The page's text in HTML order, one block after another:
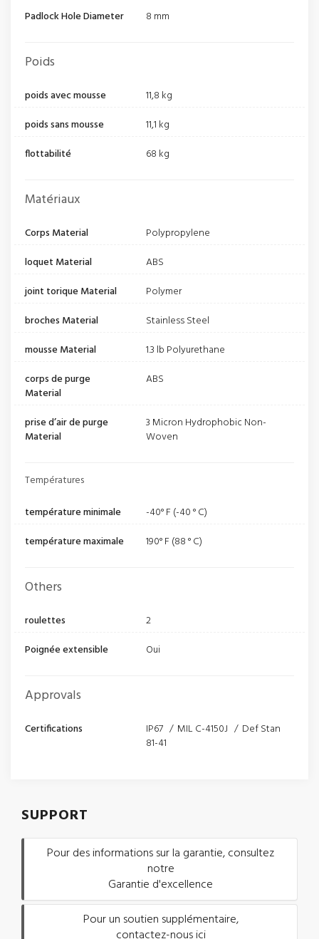
Padlock Hole Diameter
8 mm
Poids
poids avec mousse
11,8 kg
poids sans mousse
11,1 kg
flottabilité
68 kg
Matériaux
Corps Material
Polypropylene
loquet Material
ABS
joint torique Material
Polymer
broches Material
Stainless Steel
mousse Material
1.3 lb Polyurethane
corps de purge
Material
ABS
prise d’air de purge
Material
3 Micron Hydrophobic Non-
Woven
Températures
température minimale
-40° F (-40 ° C)
température maximale
190° F (88 ° C)
Others
roulettes
2
Poignée extensible
Oui
Approvals
Certifications
IP67 / MIL C-4150J / Def Stan
81-41
SUPPORT
Pour des informations sur la garantie, consultez
notre
Garantie d'excellence
Pour un soutien supplémentaire,